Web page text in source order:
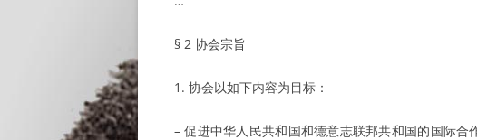
§ 2 协会宗旨
1. 协会以如下内容为目标：
– 促进中华人民共和国和德意志联邦共和国的国际